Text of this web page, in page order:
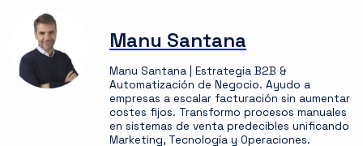
Manu Santana
Manu Santana | Estrategia B2B &
Automatización de Negocio. Ayudo a
empresas a escalar facturación sin aumentar
costes fijos. Transformo procesos manuales
en sistemas de venta predecibles unificando
Marketing, Tecnología y Operaciones.